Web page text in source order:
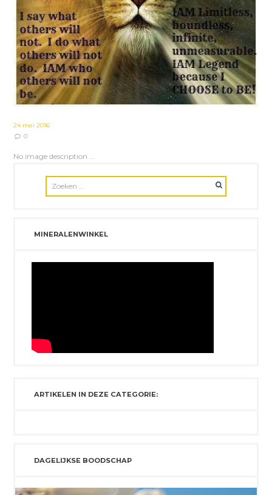
24 mei 2016
0
No image description ...
MINERALENWINKEL
ARTIKELEN IN DEZE CATEGORIE:
DAGELIJKSE BOODSCHAP